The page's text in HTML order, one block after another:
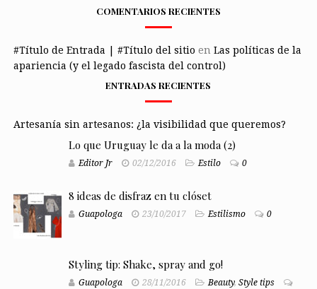
COMENTARIOS RECIENTES
#Título de Entrada | #Título del sitio en Las políticas de la
apariencia (y el legado fascista del control)
ENTRADAS RECIENTES
Artesanía sin artesanos: ¿la visibilidad que queremos?
Lo que Uruguay le da a la moda (2)
Editor Jr 02/12/2016 Estilo 0
8 ideas de disfraz en tu clóset
Guapologa 23/10/2017 Estilismo 0
Styling tip: Shake, spray and go!
Guapologa 28/11/2016 Beauty, Style tips